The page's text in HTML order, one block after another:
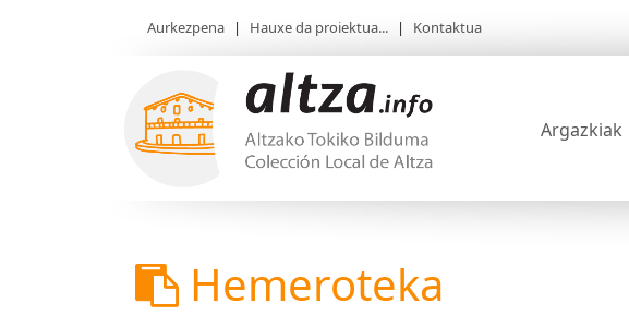
Aurkezpena | Hauxe da proiektua... | Kontaktua
Argazkiak
Hemeroteka